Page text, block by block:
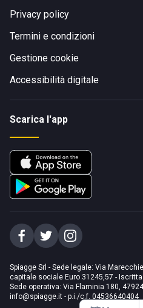
Privacy policy
Termini e condizioni
Gestione cookie
Accessibilità digitale
Scarica l'app
Spiagge Srl - Sede legale: Via
capitale sociale Euro 31245,57 -
Sede operativa: Via Flaminia 180,
info@spiagge.it - p.i./c.f. 04536640404